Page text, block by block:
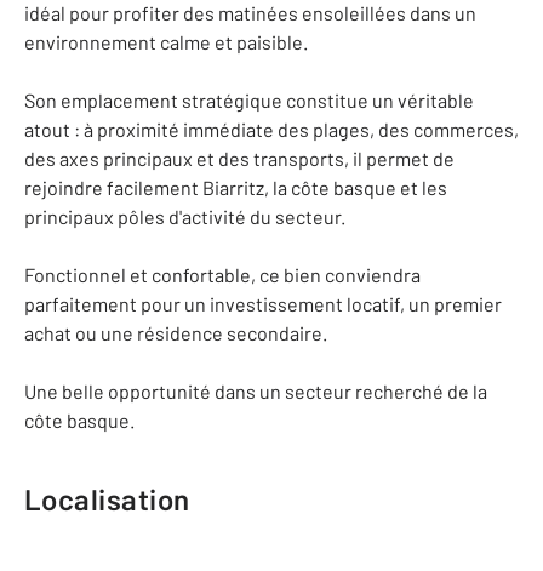
idéal pour profiter des matinées ensoleillées dans un
environnement calme et paisible.
Son emplacement stratégique constitue un véritable
atout : à proximité immédiate des plages, des commerces,
des axes principaux et des transports, il permet de
rejoindre facilement Biarritz, la côte basque et les
principaux pôles d'activité du secteur.
Fonctionnel et confortable, ce bien conviendra
parfaitement pour un investissement locatif, un premier
achat ou une résidence secondaire.
Une belle opportunité dans un secteur recherché de la
côte basque.
Localisation